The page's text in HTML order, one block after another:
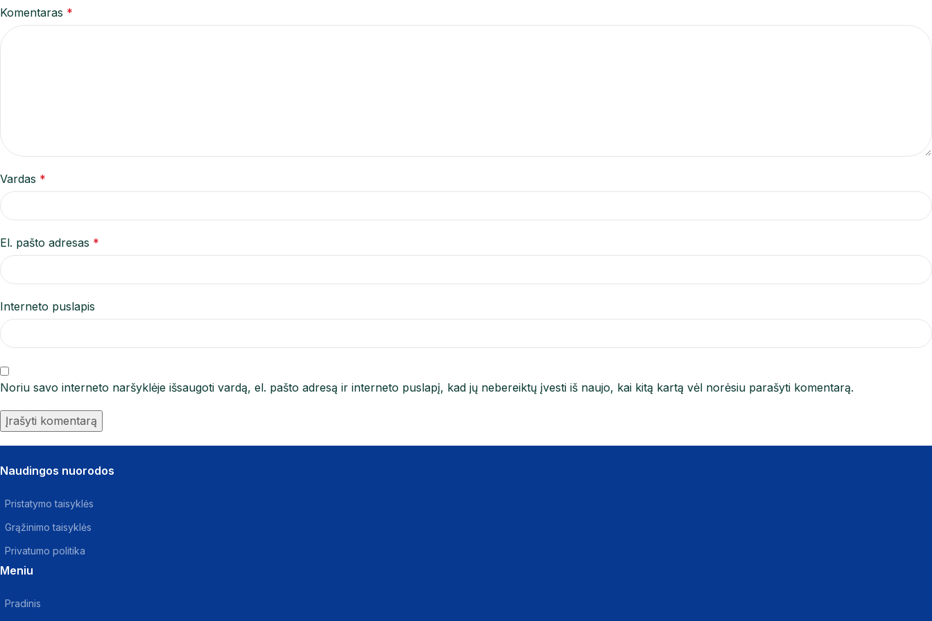
Komentaras *
Vardas *
El. pašto adresas *
Interneto puslapis
Noriu savo interneto naršyklėje išsaugoti vardą, el. pašto adresą ir interneto puslapį, kad jų nebereiktų įvesti iš naujo, kai kitą kartą vėl norėsiu parašyti komentarą.
Naudingos nuorodos
Pristatymo taisyklės
Grąžinimo taisyklės
Privatumo politika
Meniu
Pradinis